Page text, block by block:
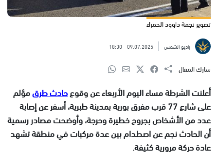
تصوير نجمة داوود الحمراء
راديو الشمس 09.07.2025
18:30
شارك المقال
أعلنت الشرطة مساء اليوم الأربعاء عن وقوعحادث طرقمؤلم
على شارع 77 قرب مفرق بورية بمدينة طبرية، أسفر عن إصابة
عدد من الأشخاص بجروح خطيرة وحرجة، وأوضحت مصادر رسمية
أن الحادث نجم عن اصطدام بين عدة مركبات في منطقة تشهد
عادة حركة مرورية كثيفة.